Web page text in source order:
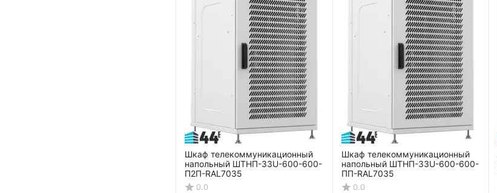
Шкаф телекоммуникационный
напольный ШТНП-33U-600-600-
П2П-RAL7035
0.0
Шкаф телекоммуникационный
напольный ШТНП-33U-600-600-
ПП-RAL7035
0.0